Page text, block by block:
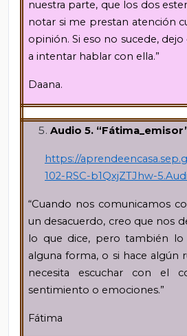
nuestra parte, que los dos
notar si me prestan atención
opinión. Si eso no sucede,
a intentar hablar con ella.”
Daana.
Audio 5.
https://
102-RSC-b1QxjZTJhw-
“Cuando nos comunicamos
un desacuerdo, creo que nos
lo que dice, pero también lo
alguna forma, o si hace algún
necesita escuchar con el
sentimiento o emociones.”
Fátima